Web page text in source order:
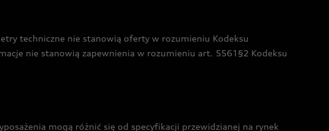
techniczne nie stanowią oferty w rozumieniu Kodeksu
nie stanowią zapewnienia w rozumieniu art. 5561§2 Kodeksu
mogą różnić się od specyfikacji przewidzianej na rynek